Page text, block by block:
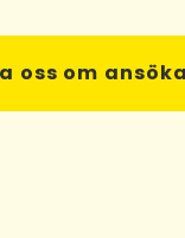
oss om